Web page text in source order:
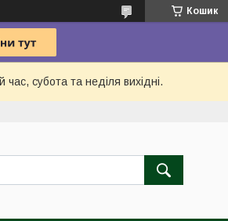
Кошик
субота та неділя вихідні.